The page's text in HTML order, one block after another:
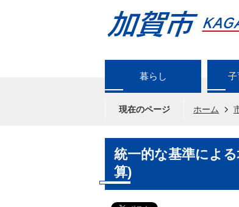
暮らし
現在のページ ホーム
統一的な基準によ
算)